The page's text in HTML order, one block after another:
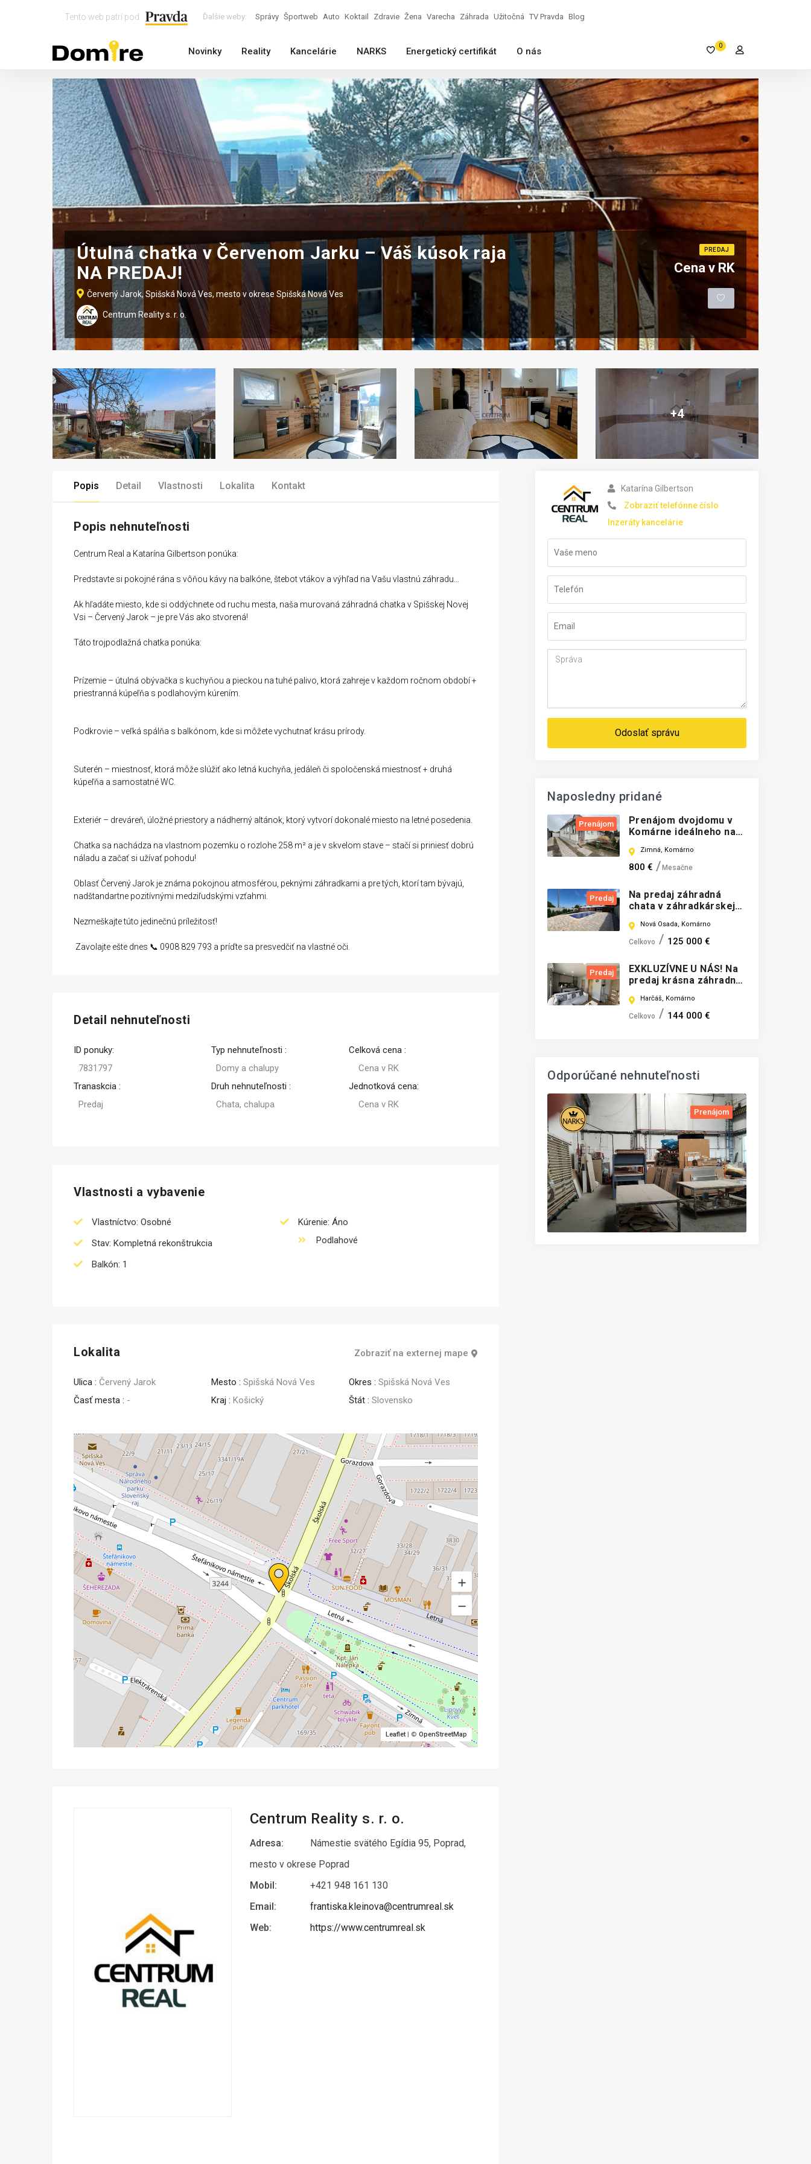
Tento web patrí pod Ďalšie weby: Správy Športweb Auto Koktail Zdravie Žena Varecha Záhrada Užitočná TV Pravda Blog
Novinky Reality Kancelárie NARKS Energetický certifikát O nás
0
Útulná chatka v Červenom Jarku – Váš kúsok raja
NA PREDAJ!
Červený Jarok, Spišská Nová Ves, mesto v okrese Spišská Nová Ves
Centrum Reality s. r. o.
PREDAJ
Cena v RK
+4
Popis Detail Vlastnosti Lokalita Kontakt
Popis nehnuteľnosti
Centrum Real a Katarína Gilbertson ponúka:
Predstavte si pokojné rána s vôňou kávy na balkóne, štebot vtákov a výhľad na Vašu vlastnú záhradu...
Ak hľadáte miesto, kde si oddýchnete od ruchu mesta, naša murovaná záhradná chatka v Spišskej Novej
Vsi – Červený Jarok – je pre Vás ako stvorená!
Táto trojpodlažná chatka ponúka:
Prízemie – útulná obývačka s kuchyňou a pieckou na tuhé palivo, ktorá zahreje v každom ročnom období +
priestranná kúpeľňa s podlahovým kúrením.
Podkrovie – veľká spálňa s balkónom, kde si môžete vychutnať krásu prírody.
Suterén – miestnosť, ktorá môže slúžiť ako letná kuchyňa, jedáleň či spoločenská miestnosť + druhá
kúpeľňa a samostatné WC.
Exteriér – dreváreň, úložné priestory a nádherný altánok, ktorý vytvorí dokonalé miesto na letné posedenia.
Chatka sa nachádza na vlastnom pozemku o rozlohe 258 m² a je v skvelom stave – stačí si priniesť dobrú
náladu a začať si užívať pohodu!
Oblasť Červený Jarok je známa pokojnou atmosférou, peknými záhradkami a pre tých, ktorí tam bývajú,
nadštandartne pozitívnými medziľudskými vzťahmi.
Nezmeškajte túto jedinečnú príležitosť!
Zavolajte ešte dnes 📞 0908 829 793 a príďte sa presvedčiť na vlastné oči.
Detail nehnuteľnosti
ID ponuky:
7831797
Tranaskcia :
Predaj
Typ nehnuteľnosti :
Domy a chalupy
Druh nehnuteľnosti :
Chata, chalupa
Celková cena :
Cena v RK
Jednotková cena:
Cena v RK
Vlastnosti a vybavenie
Vlastníctvo: Osobné
Stav: Kompletná rekonštrukcia
Balkón: 1
Kúrenie: Áno
Podlahové
Lokalita Zobraziť na externej mape
Ulica : Červený Jarok
Časť mesta : -
Mesto : Spišská Nová Ves
Kraj : Košický
Okres : Spišská Nová Ves
Štát : Slovensko
Leaflet| © OpenStreetMap
Centrum Reality s. r. o.
Adresa:
Námestie svätého Egídia 95, Poprad,
mesto v okrese Poprad
Mobil:
+421 948 161 130
Email:
frantiska.kleinova@centrumreal.sk
Web:
https://www.centrumreal.sk
Katarína Gilbertson
Zobraziť telefónne číslo
Inzeráty kancelárie
Odoslať správu
Naposledny pridané
Prenájom
Prenájom dvojdomu v
Komárne ideálneho na
Zimná, Komárno
800 € Mesačne
Predaj
Na predaj záhradná
chata v záhradkárskej
Komárno
Nová Osada, Komárno
Celkovo 125 000 €
Predaj
EXKLUZÍVNE U NÁS! Na
predaj krásna záhradná
Harčáš, Komárno
Celkovo 144 000 €
Odporúčané nehnuteľnosti
Prenájom